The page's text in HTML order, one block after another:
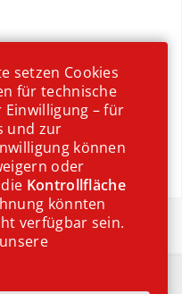
setzen Cookies
für technische
Einwilligung – für
und zur
können
oder
Kontrollfläche
könnten
verfügbar sein.